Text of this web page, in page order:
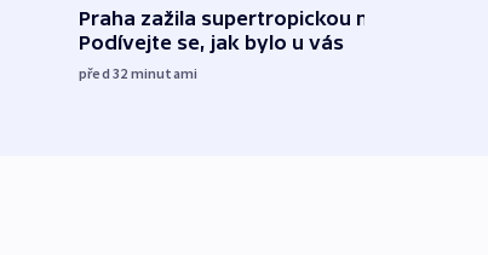
Praha zažila supertropickou noc.
Podívejte se, jak bylo u vás
před 32 minutami